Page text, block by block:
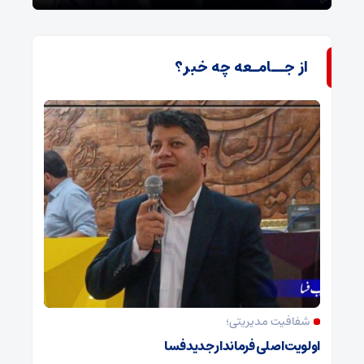
از جــامـعه چه خبر؟
شفافیت مدیریتی؛
اولویت اصلی فرماندار جدید فسا